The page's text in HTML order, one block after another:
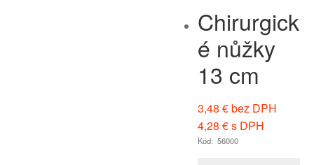
Chirurgick
é nůžky
13 cm
3,48 €bez DPH
4,28 €s DPH
Kód: 56000